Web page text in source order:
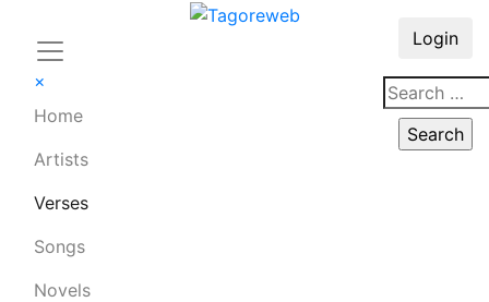
×
Home
Artists
Verses
Songs
Novels
Login